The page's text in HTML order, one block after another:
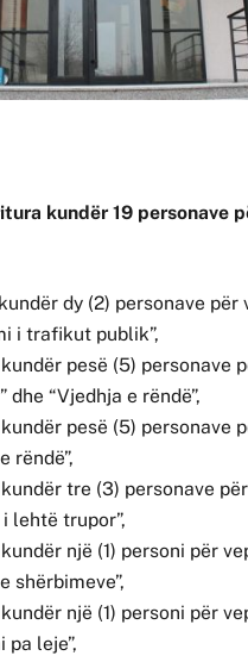
kundër 19 personave
dy (2) personave për
i trafikut publik”,
pesë (5) personave
dhe “Vjedhja e rëndë”,
pesë (5) personave
rëndë”,
tre (3) personave
lehtë trupor”,
një (1) personi për
shërbimeve”,
një (1) personi për
pa leje”,